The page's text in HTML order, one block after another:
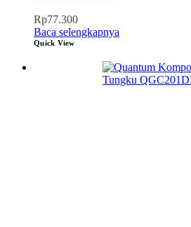
Rp77.300
Baca selengkapnya
Quick View